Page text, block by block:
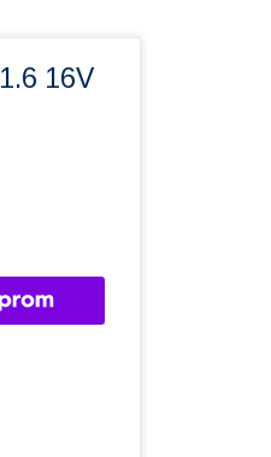
16V